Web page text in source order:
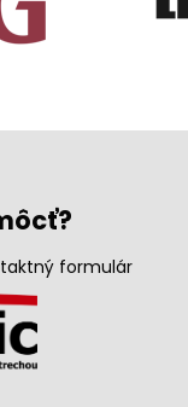
formulár